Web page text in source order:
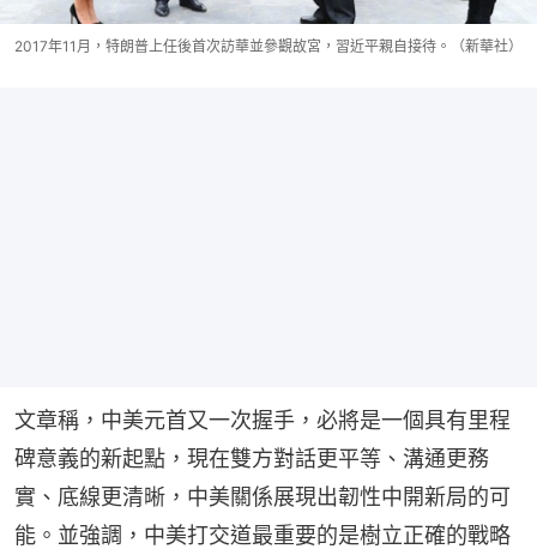
2017年11月，特朗普上任後首次訪華並參觀故宮，習近平親自接待。（新華社）
文章稱，中美元首又一次握手，必將是一個具有里程
碑意義的新起點，現在雙方對話更平等、溝通更務
實、底線更清晰，中美關係展現出韌性中開新局的可
能。並強調，中美打交道最重要的是樹立正確的戰略